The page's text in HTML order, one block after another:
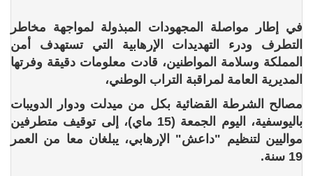
في إطار مواصلة المجهودات المبذولة لمواجهة مخاطر
التطرف ودرء التهديدات الإرهابية التي تستهدف أمن
المملكة وسلامة المواطنين، قادت معلومات دقيقة وفرتها
المديرية العامة لمراقبة التراب الوطني،
مصالح الشرطة القضائية بكل من ميدلت ودوار الدويبات
باليوسفية، اليوم الجمعة (15 ماي)، إلى توقيف متطرفين
مواليين لتنظيم "داعش" الإرهابي، يبلغان معا من العمر
19 سنة.